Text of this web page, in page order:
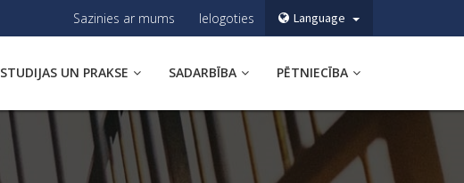
Language
Sazinies ar mums Ielogoties
STUDIJAS UN PRAKSE SADARBĪBA PĒTNIECĪBA